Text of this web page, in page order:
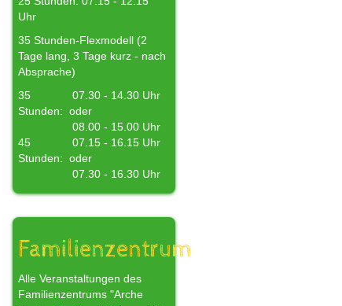
Uhr
35 Stunden-Flexmodell (2
Tage lang, 3 Tage kurz - nach
Absprache)
35
Stunden:
07.30 - 14.30 Uhr
oder
08.00 - 15.00 Uhr
45
Stunden:
07.15 - 16.15 Uhr
oder
07.30 - 16.30 Uhr
Familienzentrum
Alle Veranstaltungen des
Familienzentrums "Arche